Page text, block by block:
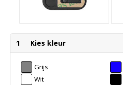
1 Kies kleur
Grijs
Wit